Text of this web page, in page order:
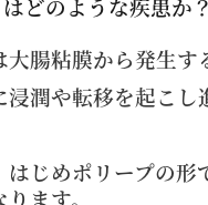
どのような疾患か？
腸粘膜から発生す
浸潤や転移を起こ
はじめポリープの
ます。